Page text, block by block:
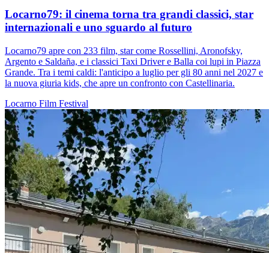
Locarno79: il cinema torna tra grandi classici, star
internazionali e uno sguardo al futuro
Locarno79 apre con 233 film, star come Rossellini, Aronofsky,
Argento e Saldaña, e i classici Taxi Driver e Balla coi lupi in Piazza
Grande. Tra i temi caldi: l'anticipo a luglio per gli 80 anni nel 2027 e
la nuova giuria kids, che apre un confronto con Castellinaria.
Locarno Film Festival